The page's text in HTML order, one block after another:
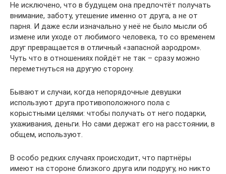
Не исключено, что в будущем она предпочтёт получать
внимание, заботу, утешение именно от друга, а не от
парня. И даже если изначально у неё не было мысли об
измене или уходе от любимого человека, то со временем
друг превращается в отличный «запасной аэродром».
Чуть что в отношениях пойдёт не так – сразу можно
переметнуться на другую сторону.
Бывают и случаи, когда непорядочные девушки
используют друга противоположного пола с
корыстными целями: чтобы получать от него подарки,
ухаживания, деньги. Но сами держат его на расстоянии, в
общем, используют.
В особо редких случаях происходит, что партнёры
имеют на стороне близкого друга или подругу, но никто